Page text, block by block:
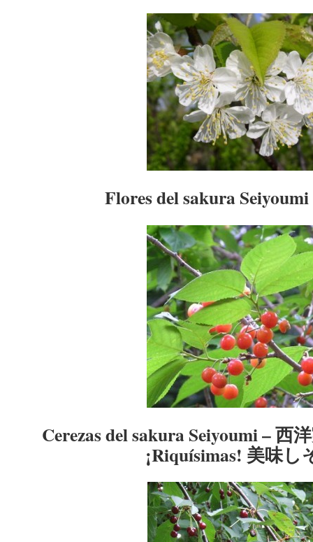
Flores del sakura
Cerezas del sakura Seiyoumi –
¡Riquísimas! 美味し